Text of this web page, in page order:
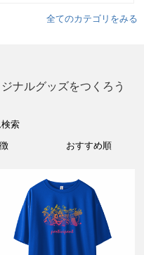
全てのカテゴリをみる
ナルグッズをつくろう
索